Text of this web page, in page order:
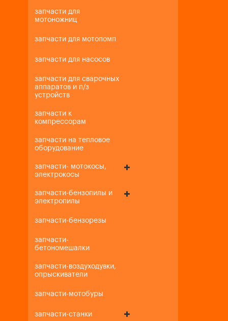
запчасти для
мотоножниц
запчасти для мотопомп
запчасти для насосов
запчасти для сварочных
аппаратов и п/з
устройств
запчасти к
компрессорам
запчасти на тепловое
оборудование
запчасти- мотокосы,
электрокосы
запчасти-бензопилы и
электропилы
запчасти-бензорезы
запчасти-
бетономешалки
запчасти-воздуходувки,
опрыскиватели
запчасти-мотобуры
запчасти-станки